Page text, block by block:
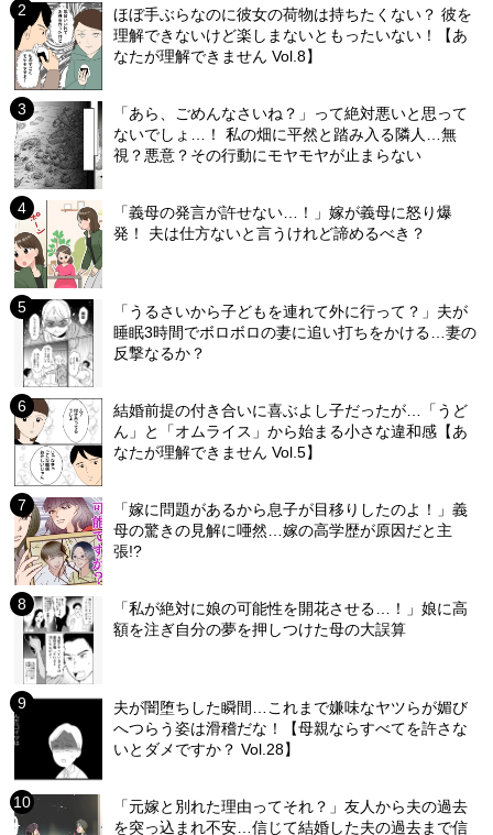
ほぼ手ぶらなのに彼女の荷物は持ちたくない？ 彼を
理解できないけど楽しまないともったいない！【あ
なたが理解できません Vol.8】
「あら、ごめんなさいね？」って絶対悪いと思って
ないでしょ…！ 私の畑に平然と踏み入る隣人…無
視？悪意？その行動にモヤモヤが止まらない
「義母の発言が許せない…！」嫁が義母に怒り爆
発！ 夫は仕方ないと言うけれど諦めるべき？
「うるさいから子どもを連れて外に行って？」夫が
睡眠3時間でボロボロの妻に追い打ちをかける…妻の
反撃なるか？
結婚前提の付き合いに喜ぶよし子だったが…「うど
ん」と「オムライス」から始まる小さな違和感【あ
なたが理解できません Vol.5】
「嫁に問題があるから息子が目移りしたのよ！」義
母の驚きの見解に唖然…嫁の高学歴が原因だと主
張!?
「私が絶対に娘の可能性を開花させる…！」娘に高
額を注ぎ自分の夢を押しつけた母の大誤算
夫が闇堕ちした瞬間…これまで嫌味なヤツらが媚び
へつらう姿は滑稽だな！【母親ならすべてを許さな
いとダメですか？ Vol.28】
「元嫁と別れた理由ってそれ？」友人から夫の過去
を突っ込まれ不安…信じて結婚した夫の過去まで信